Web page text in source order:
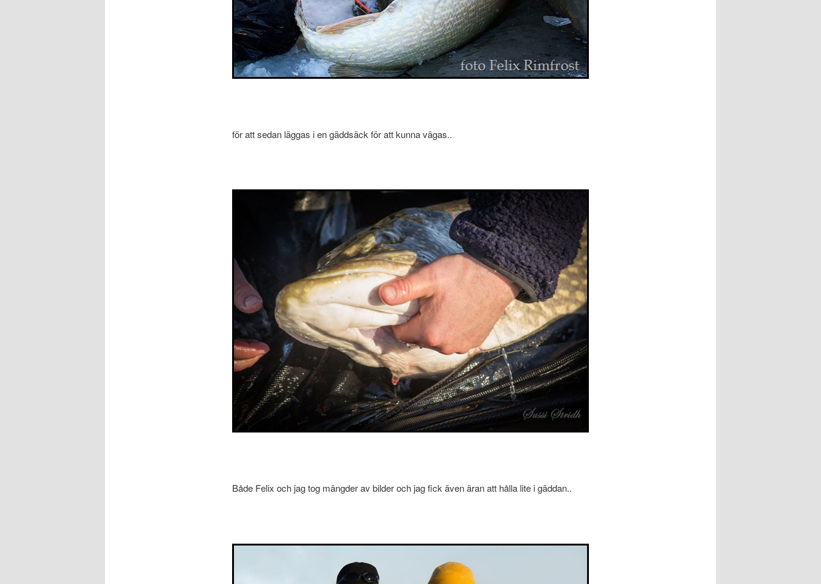
för att sedan läggas i en gäddsäck för att kunna vägas..
Både Felix och jag tog mängder av bilder och jag fick även äran att hålla lite i gäddan..